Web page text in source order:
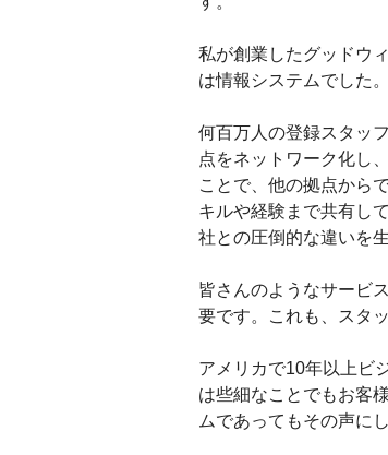
私が創業したグッドウ
は情報システムでした。
何百万人の登録スタッ
点をネットワーク化し
ことで、他の拠点から
キルや経験まで共有し
社との圧倒的な違いを
皆さんのようなサービ
要です。これも、スタ
アメリカで10年以上ビ
は些細なことでもお客
ムであってもその声に